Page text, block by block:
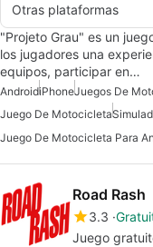
Otras plataformas
"Projeto Grau" es un
los jugadores una
equipos, participar en…
AndroidiPhoneJuegos De
Juego De Motocicleta
Juego De Motocicleta Para
Road Rash
3.3
Juego